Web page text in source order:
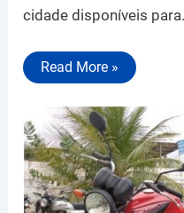
cidade disponíveis
Read More »